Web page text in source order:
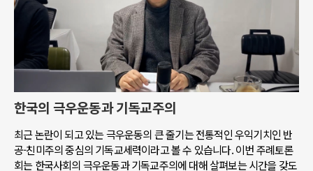
한국의 극우운동과 기독교주의
최근 논란이 되고 있는 극우운동의 큰 줄기는 전통적인 우익기치인 반
공-친미주의 중심의 기독교세력이라고 볼 수 있습니다. 이번 주례토론
회는 한국사회의 극우운동과 기독교주의에 대해 살펴보는 시간을 갖도